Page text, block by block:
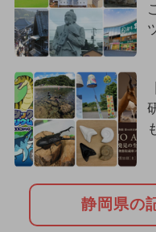
静岡県の